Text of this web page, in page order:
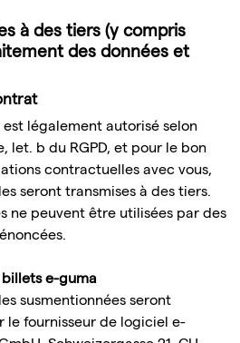
à des tiers (y compris
des données et
est légalement autorisé selon
let. b du RGPD, et pour le bon
contractuelles avec vous,
seront transmises à des tiers.
ne peuvent être utilisées par des
e-guma
susmentionnées seront
le fournisseur de logiciel e-